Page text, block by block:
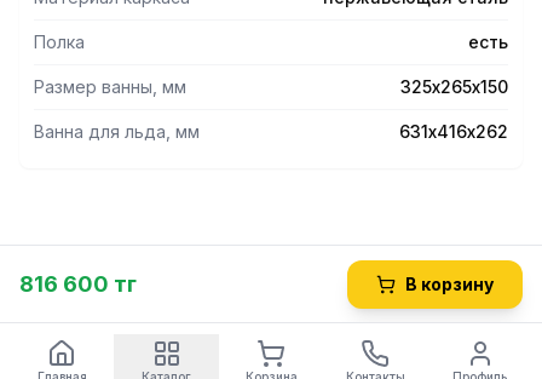
Полка есть
Размер ванны, мм 325х265х150
Ванна для льда, мм 631х416х262
816 600 тг В корзину
Главная Каталог Корзина Контакты Профиль